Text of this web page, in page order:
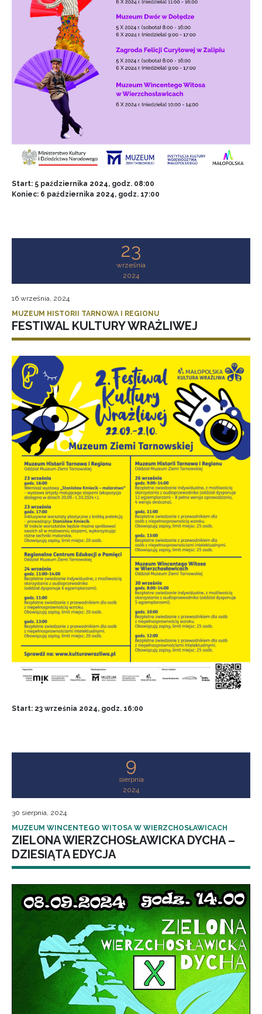
Start: 5 października 2024, godz. 08:00
Koniec: 6 października 2024, godz. 17:00
23
września
2024
16 września, 2024
MUZEUM HISTORII TARNOWA I REGIONU
FESTIWAL KULTURY WRAŻLIWEJ
Start: 23 września 2024, godz. 16:00
9
sierpnia
2024
30 sierpnia, 2024
MUZEUM WINCENTEGO WITOSA W WIERZCHOSŁAWICACH
ZIELONA WIERZCHOSŁAWICKA DYCHA –
DZIESIĄTA EDYCJA